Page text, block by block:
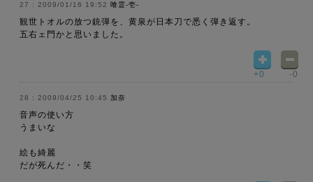
2009/01/16 19:52 喰霊-壱-
観世トオルの放つ銃弾を、黄泉が日本刀で悉く弾き返す。
五右ェ門かと思いました。
+0 -0
2009/04/25 10:45 加奈
音声の使い方
うまいな
絵も綺麗
だが死んだ・・笑